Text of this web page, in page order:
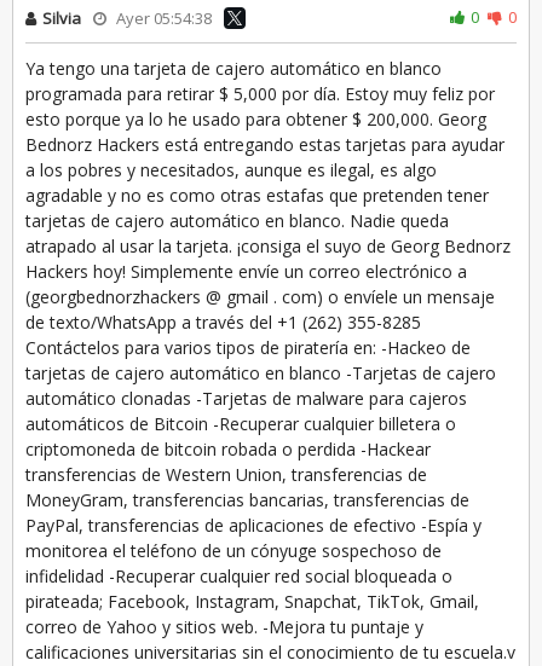
Silvia Ayer 05:54:38 0 0
Ya tengo una tarjeta de cajero automático en blanco
programada para retirar $ 5,000 por día. Estoy muy feliz por
esto porque ya lo he usado para obtener $ 200,000. Georg
Bednorz Hackers está entregando estas tarjetas para ayudar
a los pobres y necesitados, aunque es ilegal, es algo
agradable y no es como otras estafas que pretenden tener
tarjetas de cajero automático en blanco. Nadie queda
atrapado al usar la tarjeta. ¡consiga el suyo de Georg Bednorz
Hackers hoy! Simplemente envíe un correo electrónico a
(georgbednorzhackers @ gmail . com) o envíele un mensaje
de texto/WhatsApp a través del +1 (262) 355-8285
Contáctelos para varios tipos de piratería en: -Hackeo de
tarjetas de cajero automático en blanco -Tarjetas de cajero
automático clonadas -Tarjetas de malware para cajeros
automáticos de Bitcoin -Recuperar cualquier billetera o
criptomoneda de bitcoin robada o perdida -Hackear
transferencias de Western Union, transferencias de
MoneyGram, transferencias bancarias, transferencias de
PayPal, transferencias de aplicaciones de efectivo -Espía y
monitorea el teléfono de un cónyuge sospechoso de
infidelidad -Recuperar cualquier red social bloqueada o
pirateada; Facebook, Instagram, Snapchat, TikTok, Gmail,
correo de Yahoo y sitios web. -Mejora tu puntaje y
calificaciones universitarias sin el conocimiento de tu escuela.v